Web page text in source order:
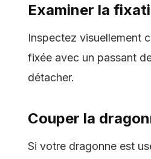
Examiner la
Inspectez visuellement
fixée avec un passant
détacher.
Couper la
Si votre dragonne est